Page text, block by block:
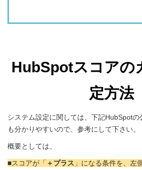
HubSpotスコアの
定方法
システム設定に関しては、下記HubSpot
も分かりやすいので、参考にして下さい。
概要としては、
■スコアが「 ＋プラス 」になる条件を、左